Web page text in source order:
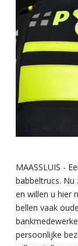
MAASSLUIS -
babbeltrucs.
en willen u hier
bellen vaak
persoonlijke